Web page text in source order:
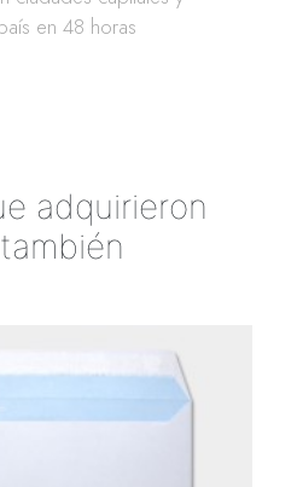
en 48 horas
adquirieron